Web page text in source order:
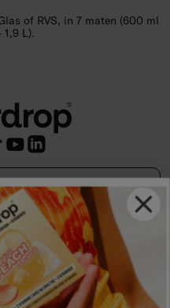
of RVS, in 7 maten (600 ml
1,9 L).